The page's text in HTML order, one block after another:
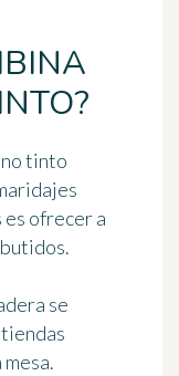
tinto
es ofrecer a
.
se